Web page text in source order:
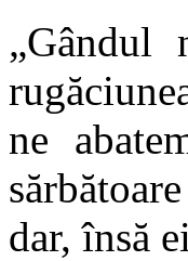
„Gândul
ne
dar, însă